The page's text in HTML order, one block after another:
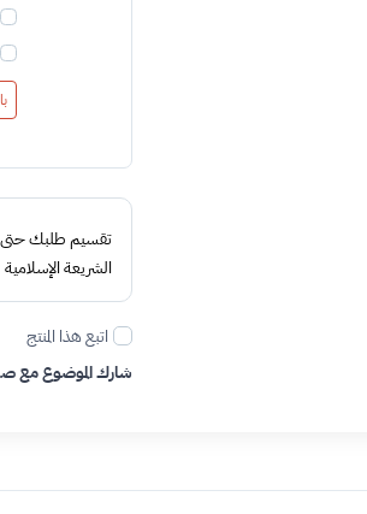
تقسيم طلبك حتى 4 دفعات
الشريعة الإسلامية
اتبع هذا المنتج
شارك الموضوع مع